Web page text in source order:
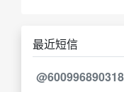
最近短信